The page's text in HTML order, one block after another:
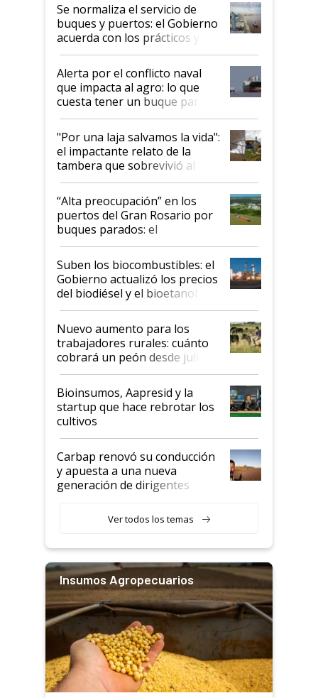
Se normaliza el servicio de
buques y puertos: el Gobierno
acuerda con los prácticos y
suspende el decreto de
desregulación
Alerta por el conflicto naval
que impacta al agro: lo que
cuesta tener un buque parado
y el peligro de que Argentina
pase a ser "país sucio"
"Por una laja salvamos la vida":
el impactante relato de la
tambera que sobrevivió al
tornado
“Alta preocupación” en los
puertos del Gran Rosario por
buques parados: el
funcionamiento de las
exportadoras en tensión tras
la medida de fuerza de los
prácticos
Suben los biocombustibles: el
Gobierno actualizó los precios
del biodiésel y el bioetanol
Nuevo aumento para los
trabajadores rurales: cuánto
cobrará un peón desde julio
Bioinsumos, Aapresid y la
startup que hace rebrotar los
cultivos
Carbap renovó su conducción
y apuesta a una nueva
generación de dirigentes
Ver todos los temas
Insumos Agropecuarios